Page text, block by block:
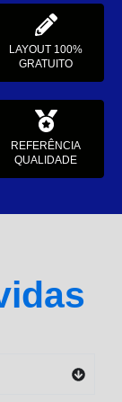
LAYOUT 100%
GRATUITO
REFERÊNCIA
QUALIDADE